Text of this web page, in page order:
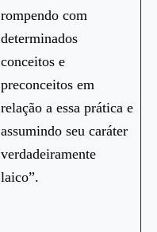
rompendo com
determinados
conceitos e
preconceitos em
relação a essa prática e
assumindo seu caráter
verdadeiramente
laico”.